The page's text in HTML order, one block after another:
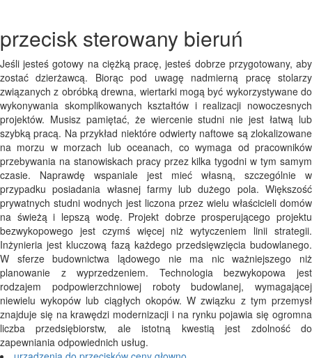
przecisk sterowany bieruń
Jeśli jesteś gotowy na ciężką pracę, jesteś dobrze przygotowany, aby
zostać dzierżawcą. Biorąc pod uwagę nadmierną pracę stolarzy
związanych z obróbką drewna, wiertarki mogą być wykorzystywane do
wykonywania skomplikowanych kształtów i realizacji nowoczesnych
projektów. Musisz pamiętać, że wiercenie studni nie jest łatwą lub
szybką pracą. Na przykład niektóre odwierty naftowe są zlokalizowane
na morzu w morzach lub oceanach, co wymaga od pracowników
przebywania na stanowiskach pracy przez kilka tygodni w tym samym
czasie. Naprawdę wspaniale jest mieć własną, szczególnie w
przypadku posiadania własnej farmy lub dużego pola. Większość
prywatnych studni wodnych jest liczona przez wielu właścicieli domów
na świeżą i lepszą wodę. Projekt dobrze prosperującego projektu
bezwykopowego jest czymś więcej niż wytyczeniem linii strategii.
Inżynieria jest kluczową fazą każdego przedsięwzięcia budowlanego.
W sferze budownictwa lądowego nie ma nic ważniejszego niż
planowanie z wyprzedzeniem. Technologia bezwykopowa jest
rodzajem podpowierzchniowej roboty budowlanej, wymagającej
niewielu wykopów lub ciągłych okopów. W związku z tym przemysł
znajduje się na krawędzi modernizacji i na rynku pojawia się ogromna
liczba przedsiębiorstw, ale istotną kwestią jest zdolność do
zapewniania odpowiednich usług.